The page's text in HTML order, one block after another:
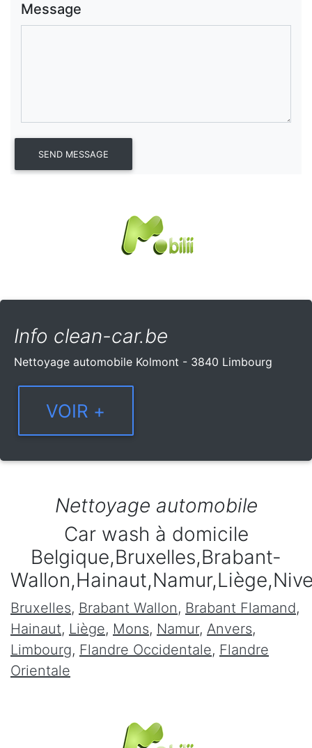
Message
Info clean-car.be
Nettoyage automobile Kolmont - 3840 Limbourg
Nettoyage automobile
Car wash à domicile
Belgique,Bruxelles,Brabant-
Bruxelles, Brabant Wallon, Brabant Flamand,
Hainaut, Liège, Mons, Namur, Anvers,
Limbourg, Flandre Occidentale, Flandre
Orientale